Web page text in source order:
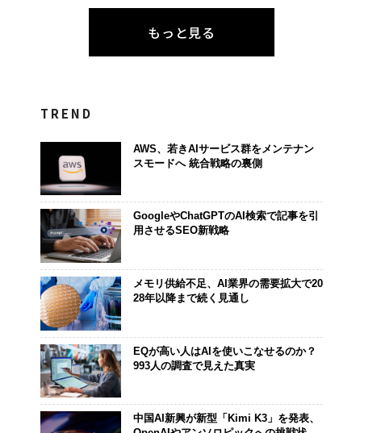
もっと見る
TREND
AWS、若きAIサービス群をメンテナン
スモードへ 統合戦略の裏側
GoogleやChatGPTのAI検索で記事を引
用させるSEO新戦略
メモリ供給不足、AI業界の需要拡大で20
28年以降まで続く見通し
EQが高い人はAIを使いこなせるのか？
993人の調査で見えた真実
中国AI新興が新型「Kimi K3」を発表、